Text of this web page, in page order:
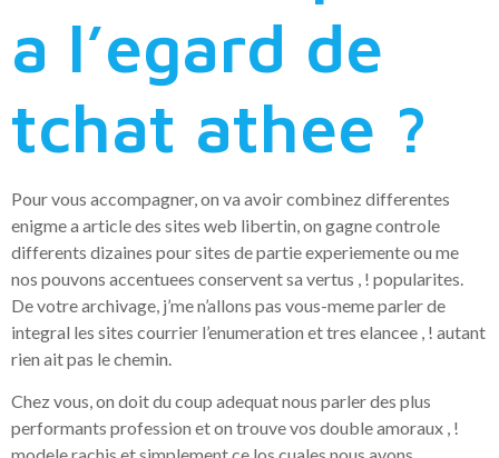
a l’egard de
tchat athee ?
Pour vous accompagner, on va avoir combinez differentes
enigme a article des sites web libertin, on gagne controle
differents dizaines pour sites de partie experiemente ou me
nos pouvons accentuees conservent sa vertus , ! popularites.
De votre archivage, j’me n’allons pas vous-meme parler de
integral les sites courrier l’enumeration et tres elancee , ! autant
rien ait pas le chemin.
Chez vous, on doit du coup adequat nous parler des plus
performants profession et on trouve vos double amoraux , !